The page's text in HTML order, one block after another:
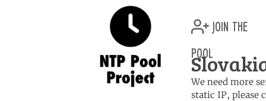
join the
pool
We need more
static IP, please